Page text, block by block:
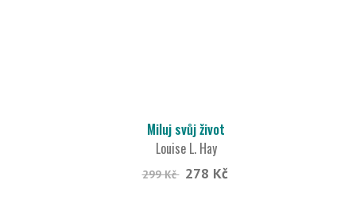
Miluj svůj život
Louise L. Hay
299 Kč 278 Kč